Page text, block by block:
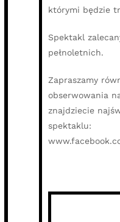
którymi będzie
Spektakl
pełnoletnich.
Zapraszamy
obserwowania
znajdziecie
spektaklu: